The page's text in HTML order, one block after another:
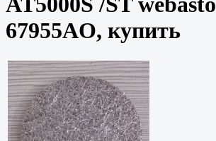
67955AO, купить